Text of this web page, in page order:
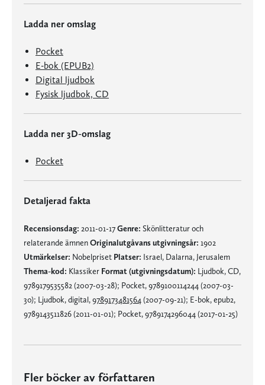
Ladda ner omslag
Pocket
E-bok (EPUB2)
Digital ljudbok
Fysisk ljudbok, CD
Ladda ner 3D-omslag
Pocket
Detaljerad fakta
Recensionsdag: 2011-01-17Genre: Skönlitteratur och
relaterande ämnenOriginalutgåvans utgivningsår: 1902
Utmärkelser: Nobelpriset Platser: Israel, Dalarna, Jerusalem
Thema-kod: Klassiker Format (utgivningsdatum): Ljudbok, CD,
9789179535582 (2007-03-28); Pocket, 9789100114244 (2007-03-
30); Ljudbok, digital,9789173481564 (2007-09-21); E-bok, epub2,
9789143511826 (2011-01-01); Pocket, 9789174296044 (2017-01-25)
Fler böcker av författaren